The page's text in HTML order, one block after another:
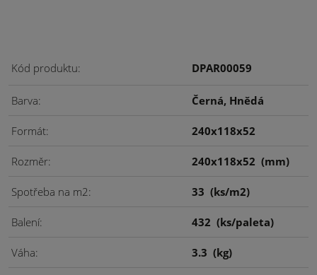
Kód produktu DPAR00059
Barva Černá, Hnědá
Formát 240x118x52
Rozměr 240x118x52 (mm)
Spotřeba na m2 33 (ks/m2)
Balení 432 (ks/paleta)
Váha 3.3 (kg)